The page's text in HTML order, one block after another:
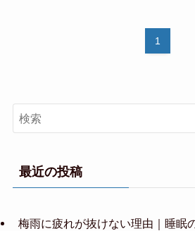
1
最近の投稿
梅雨に疲れが抜けない理由｜睡眠